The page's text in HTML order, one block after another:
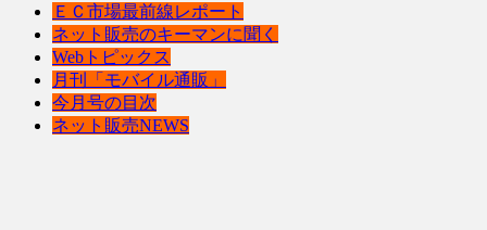
ＥＣ市場最前線レポート
ネット販売のキーマンに聞く
Webトピックス
月刊「モバイル通販」
今月号の目次
ネット販売NEWS